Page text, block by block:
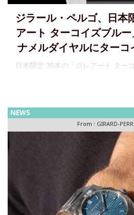
ジラール・ペルゴ、日本
アート ターコイズブル
ナメルダイヤルにターコ
日本限定 30本の「ロレアート ター
は、「ロレアート ターコイズブル
レアー
NEWS
From : GIRARD-